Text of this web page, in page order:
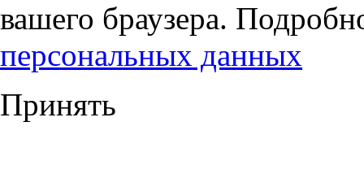
вашего браузера.
персональных данных
Принять